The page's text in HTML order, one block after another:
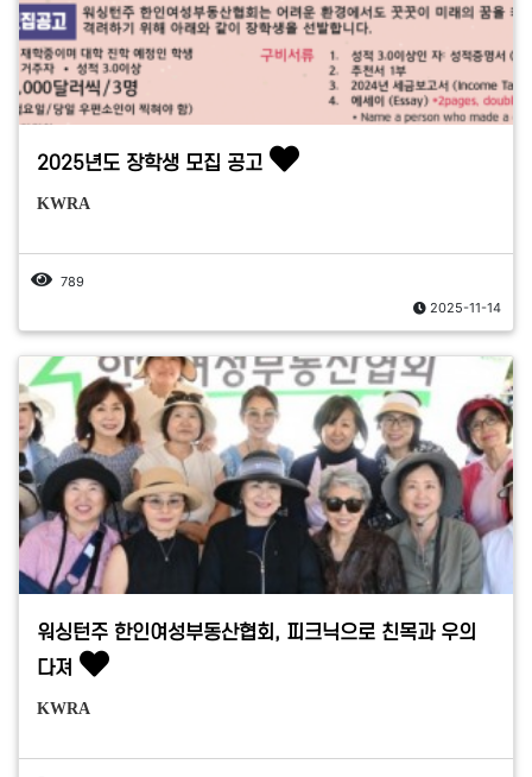
2025년도 장학생 모집 공고
KWRA
789
2025-11-14
워싱턴주 한인여성부동산협회, 피크닉으로 친목과 우의
다져
KWRA